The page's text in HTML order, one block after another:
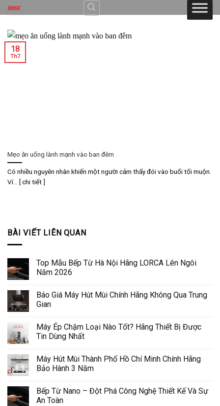
Skip
to
content
Mẹo ăn uống lành mạnh vào ban đêm
Có nhiều nguyên nhân khiến một người cảm thấy đói vào buổi tối muộn.
Ví... [ chi tiết ]
18
Th7
BÀI VIẾT LIÊN QUAN
Top Mẫu Bếp Từ Hà Nội Hãng LORCA Lên Ngôi
Năm 2026
Báo Giá Máy Hút Mùi Chính Hãng Không Qua Trung
Gian
Máy Ép Chậm Loại Nào Tốt? Hãng Thiết Bị Được
Tin Dùng Nhất
Máy Hút Mùi Thành Phố Hồ Chí Minh Chính Hãng
Bảo Hành 3 Năm
Bếp Từ Nano – Đột Phá Công Nghệ Thiết Kế Và Sự
An Toàn